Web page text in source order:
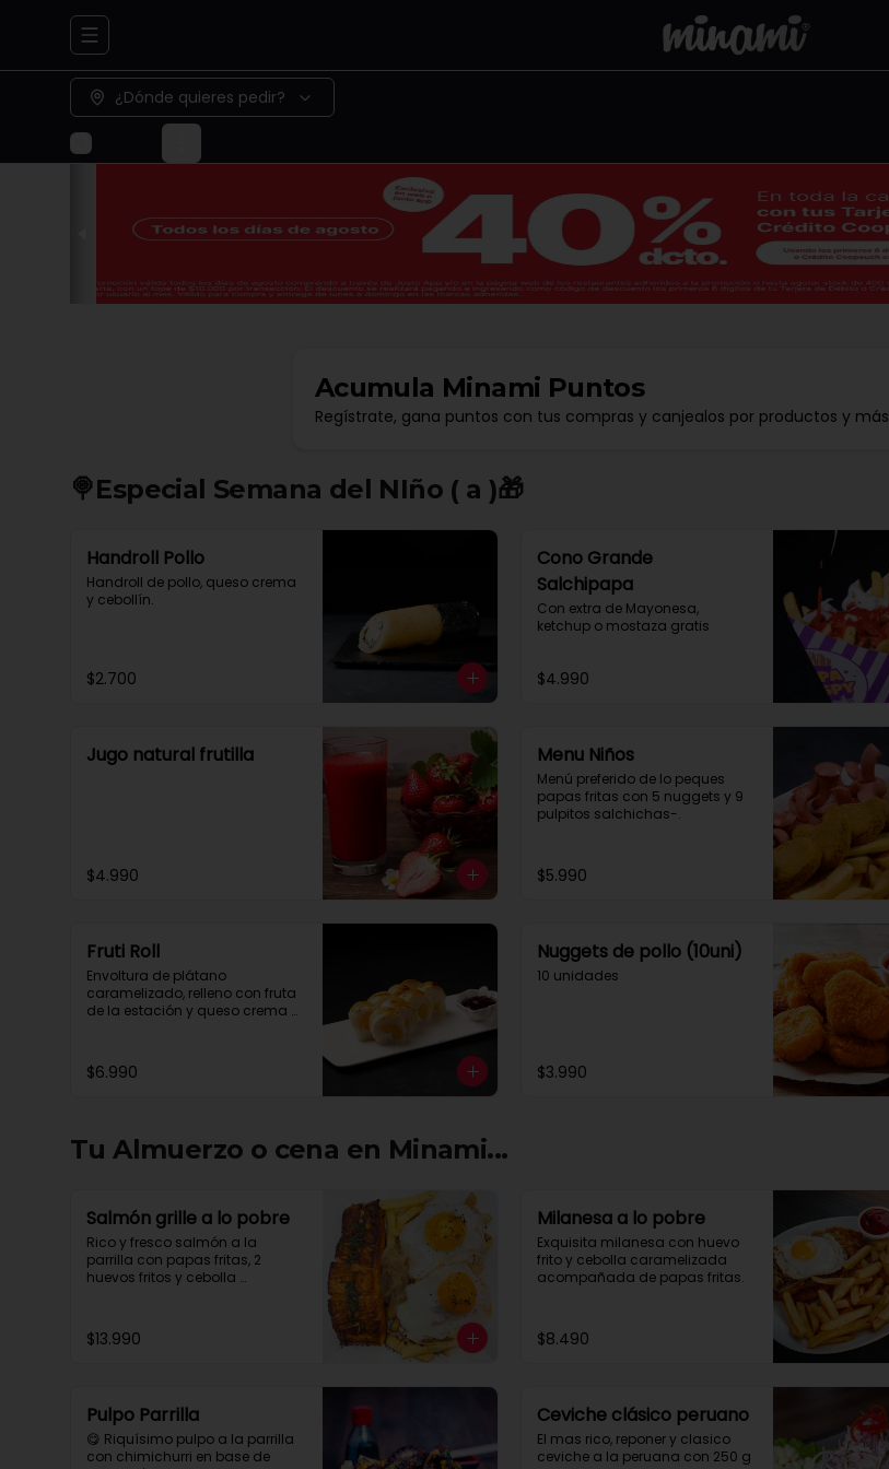
Abrir menu de navegación
¿Dónde quieres pedir?
Acumula Minami Puntos
Regístrate, gana puntos con tus compras y canjealos por productos y más
🍭Especial Semana del NIño ( a )🎁​
Handroll Pollo
Handroll de pollo, queso crema
y cebollín.
$2.700
Cono Grande
Salchipapa
Con extra de Mayonesa,
ketchup o mostaza gratis
$4.990
Jugo natural frutilla
$4.990
Menu Niños
Menú preferido de lo peques
papas fritas con 5 nuggets y 9
pulpitos salchichas-.
$5.990
Fruti Roll
Envoltura de plátano
caramelizado, relleno con fruta
de la estación y queso crema
$6.990
Nuggets de pollo (10uni)
10 unidades
$3.990
Tu Almuerzo o cena en Minami...
Salmón grille a lo pobre
Rico y fresco salmón a la
parrilla con papas fritas, 2
huevos fritos y cebolla
$13.990
Milanesa a lo pobre
Exquisita milanesa con huevo
frito y cebolla caramelizada
acompañada de papas fritas.
$8.490
Pulpo Parrilla
😋 Riquísimo pulpo a la parrilla
con chimichurri en base de
Ceviche clásico peruano
El mas rico, reponer y clasico
ceviche a la peruana con 250 g